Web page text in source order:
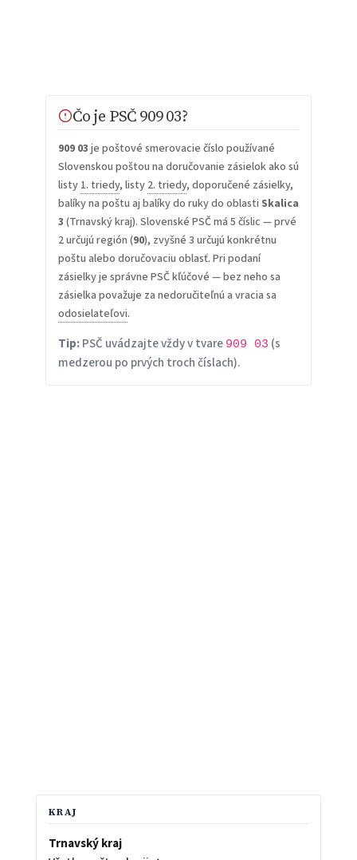
Čo je PSČ 909 03?
909 03 je poštové smerovacie číslo používané
Slovenskou poštou na doručovanie zásielok ako sú
listy 1. triedy, listy 2. triedy, doporučené zásielky,
balíky na poštu aj balíky do ruky do oblasti Skalica
3 (Trnavský kraj). Slovenské PSČ má 5 číslic — prvé
2 určujú región (90), zvyšné 3 určujú konkrétnu
poštu alebo doručovaciu oblasť. Pri podaní
zásielky je správne PSČ kľúčové — bez neho sa
zásielka považuje za nedoručiteľnú a vracia sa
odosielateľovi.
Tip:PSČ uvádzajte vždy v tvare 909 03 (s
medzerou po prvých troch číslach).
KRAJ
Trnavský kraj